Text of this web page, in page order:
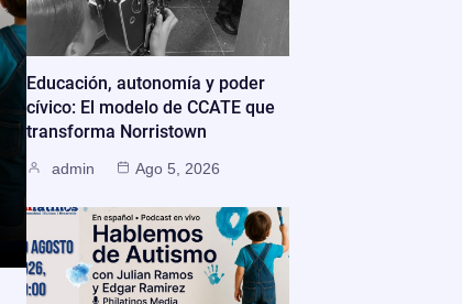
Educación, autonomía y poder
cívico: El modelo de CCATE que
transforma Norristown
admin Ago 5, 2026